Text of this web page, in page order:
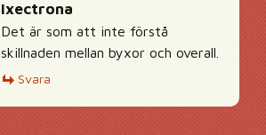
Ixectrona
Det är som att inte förstå
skillnaden mellan byxor och overall.
Svara